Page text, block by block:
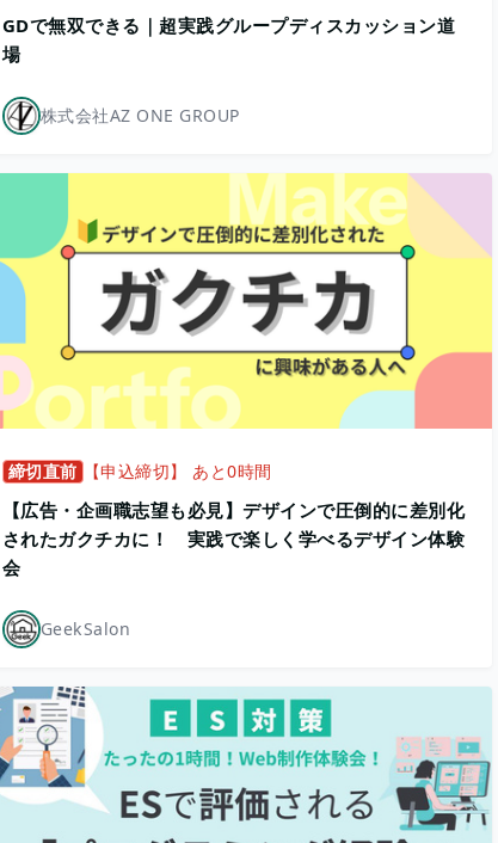
GDで無双できる｜超実践グループディスカッション道
場
株式会社AZ ONE GROUP
締切直前 【申込締切】 あと0時間
【広告・企画職志望も必見】デザインで圧倒的に差別化
されたガクチカに！ 実践で楽しく学べるデザイン体験
会
GeekSalon